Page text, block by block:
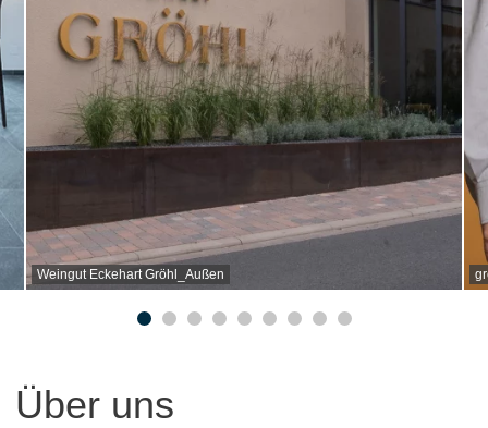
Weingut Eckehart Gröhl_Außen
Über uns